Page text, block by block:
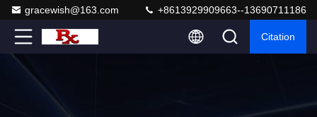
gracewish@163.com +8613929909663--13690711186
Citation